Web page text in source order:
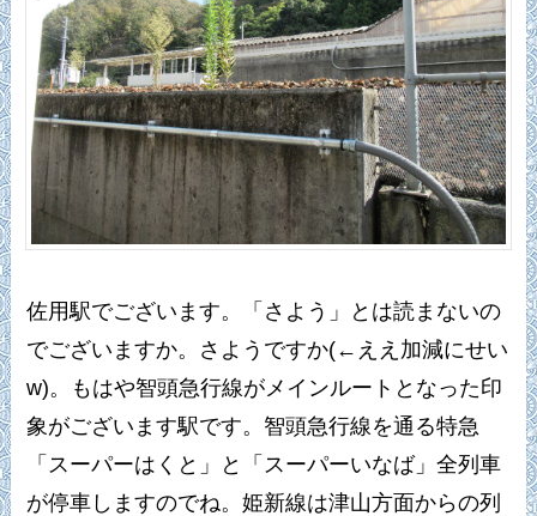
佐用駅でございます。「さよう」とは読まないの
でございますか。さようですか(←ええ加減にせい
w)。もはや智頭急行線がメインルートとなった印
象がございます駅です。智頭急行線を通る特急
「スーパーはくと」と「スーパーいなば」全列車
が停車しますのでね。姫新線は津山方面からの列